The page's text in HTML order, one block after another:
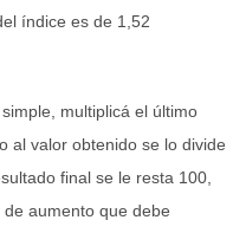
índice es de 1,52
multiplicá el último
al valor obtenido se lo divide
final se le resta 100,
aumento que debe